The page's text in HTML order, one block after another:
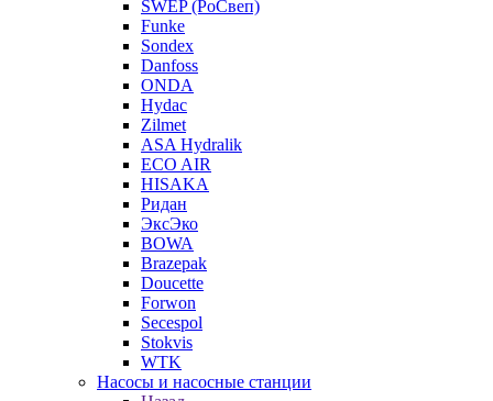
SWEP (РоСвеп)
Funke
Sondex
Danfoss
ONDA
Hydac
Zilmet
ASA Hydralik
ECO AIR
HISAKA
Ридан
ЭксЭко
BOWA
Brazepak
Doucette
Forwon
Secespol
Stokvis
WTK
Насосы и насосные станции